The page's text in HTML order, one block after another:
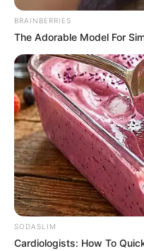
Home > Acs e ACE >
BRAINBERRIES
The Adorable Model For
SODASLIM
Cardiologists: How To